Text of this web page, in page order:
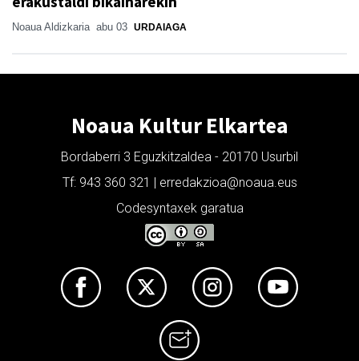
Noaua Aldizkaria abu 03 URDAIAGA
Noaua Kultur Elkartea
Bordaberri 3 Eguzkitzaldea - 20170 Usurbil
Tf: 943 360 321 | erredakzioa@noaua.eus
Codesyntaxek garatua